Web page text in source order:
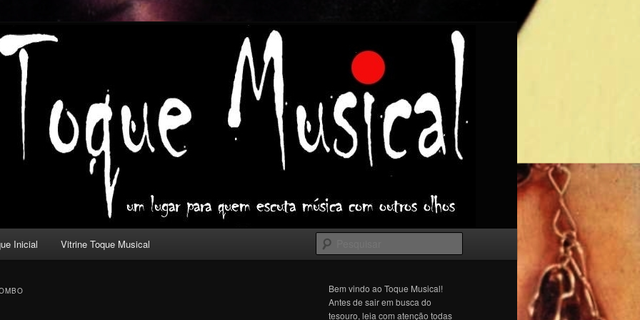
com outros olhos.
Inicial Vitrine Toque Musical
Bem vindo ao Toque Musical!
Antes de sair em busca do
tesouro, leia com atenção todas